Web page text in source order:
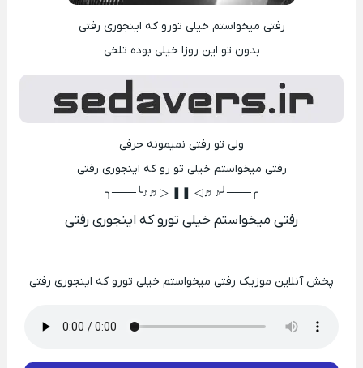
رفتی میخواستم خیلی تورو که اینجوری رفتی
بدون تو این روزا خیلی بوده تلخی
ولی تو رفتی نمیمونه حرفی
رفتی میخواستم خیلی تو رو که اینجوری رفتی
╭───╯♪♬◁ ❚❚ ▷♬♪╰───╮
رفتی میخواستم خیلی تورو که اینجوری رفتی
پخش آنلاین موزیک رفتی میخواستم خیلی تورو که اینجوری رفتی